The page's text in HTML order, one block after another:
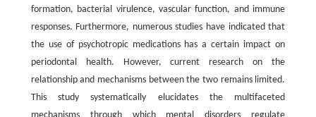
formation, bacterial virulence, vascular function, and immune
responses. Furthermore, numerous studies have indicated that
the use of psychotropic medications has a certain impact on
periodontal health. However, current research on the
relationship and mechanisms between the two remains limited.
This study systematically elucidates the multifaceted